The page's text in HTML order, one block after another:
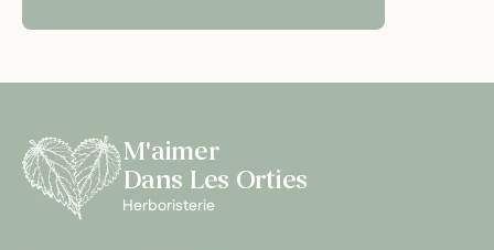
M'aimer
Dans Les Orties
Herboristerie